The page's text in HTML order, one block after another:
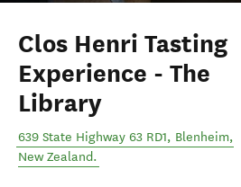
Clos Henri Tasting
Experience - The
Library
639 State Highway 63 RD1, Blenheim,
New Zealand.